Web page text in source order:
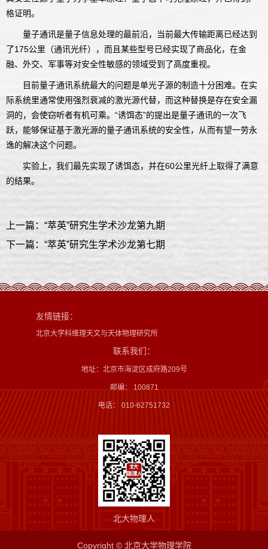
格证明。
量子通讯是量子信息处理的最前沿，当前最大传输距离已经达到
了175公里（通讯光纤），而且某些型号已经实现了商品化，在金
融、外交、军事等对安全性敏感的领域受到了高度重视。
目前量子通讯系统最大的问题是单光子源的制造十分困难。在实
际系统里通常使用强烈衰减的激光源代替，而这种替换是存在安全漏
洞的，会使窃听者有机可乘。“诱饵态”的提出是量子通讯的一次飞
跃，能够保证基于激光源的量子通讯系统的安全性，从而有望一劳永
逸的解决这个问题。
实验上，我们最先实现了诱饵态，并在60公里光纤上取得了满意
的结果。
上一篇：“萃英”研究生学术沙龙第九期
下一篇：“萃英”研究生学术沙龙第七期
友情链接：
北京大学科维理天文与天体物理研究所
联系我们：
地址：北京市海淀区成府路209号
邮编： 100871
电话： 010-62751732
北大物理人
Copyright © 北京大学物理学院